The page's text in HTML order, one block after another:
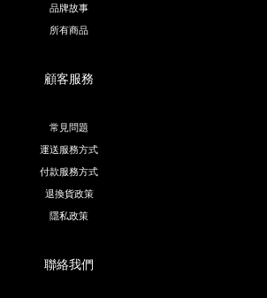
品牌故事
所有商品
顧客服務
常見問題
運送服務方式
付款服務方式
退換貨政策
隱私政策
聯絡我們